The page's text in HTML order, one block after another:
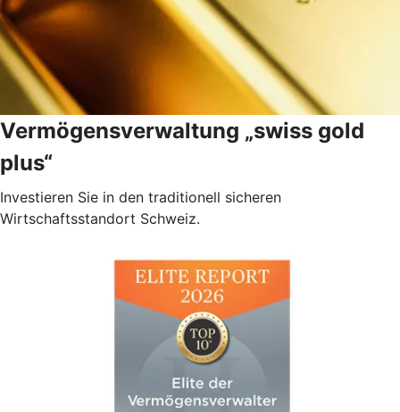
Vermögensverwaltung „swiss gold
plus“
Investieren Sie in den traditionell sicheren
Wirtschaftsstandort Schweiz.